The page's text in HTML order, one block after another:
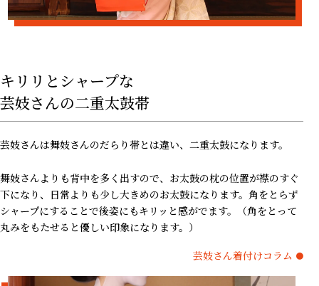
キリリとシャープな
芸妓さんの二重太鼓帯
芸妓さんは舞妓さんのだらり帯とは違い、二重太鼓になります。
舞妓さんよりも背中を多く出すので、お太鼓の枕の位置が襟のすぐ
下になり、日常よりも少し大きめのお太鼓になります。角をとらず
シャープにすることで後姿にもキリッと感がでます。（角をとって
丸みをもたせると優しい印象になります。）
芸妓さん着付けコラム